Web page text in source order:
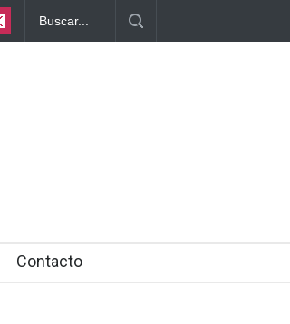
que se producen en Chile 1 proviene de la
Contacto